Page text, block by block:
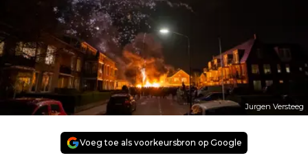
Jurgen Versteeg
Voeg toe als voorkeursbron op Google